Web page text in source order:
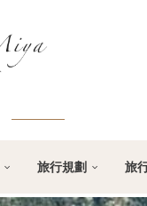
旅行規劃 旅